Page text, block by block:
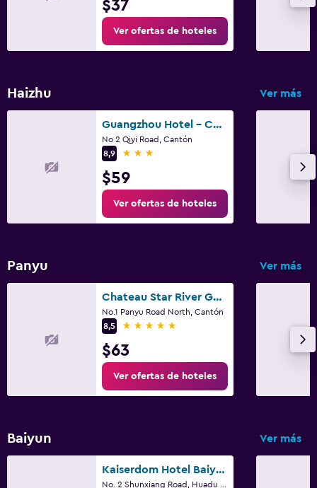
$37
Ver ofertas de hoteles
Haizhu Ver más
Guangzhou Hotel - Canton Fair Free Shuttle Bus
No 2 Qiyi Road, Cantón
8,9
3 estrellas
$59
Ver ofertas de hoteles
Panyu Ver más
Chateau Star River Guangzhou
No.1 Panyu Road North, Cantón
8,5
5 estrellas
$63
Ver ofertas de hoteles
Baiyun Ver más
Kaiserdom Hotel Baiyun Airport-24-hour Airport-Free shuttle bus